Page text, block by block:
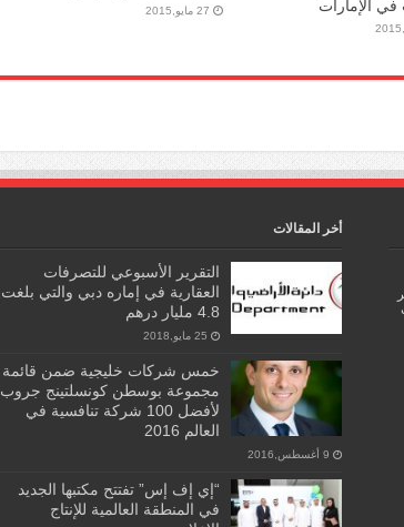
الإمارات
27 مايو,2015
أخر المقالات
التقرير الأسبوعي للتصرفات
العقارية في إماره دبي والتي بلغت
4.8 مليار درهم
25 مايو,2018
خمس شركات خليجية ضمن قائمة
مجموعة بوسطن كونسلتينج جروب
لأفضل 100 شركة تنافسية في
العالم 2016
9 أغسطس,2016
“إي إف إس” تفتتح مكتبها الجديد
في المنطقة العالمية للإنتاج